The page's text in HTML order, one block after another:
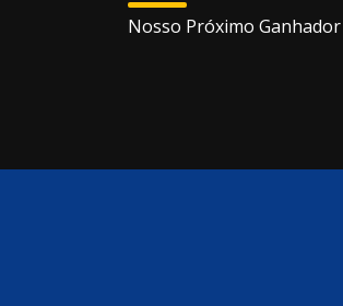
Nosso Próximo